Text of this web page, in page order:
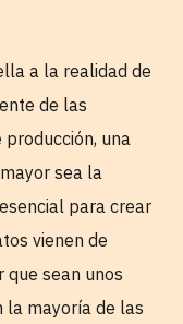
a la realidad de
de las
una
sea la
para crear
vienen de
que sean unos
la mayoría de las